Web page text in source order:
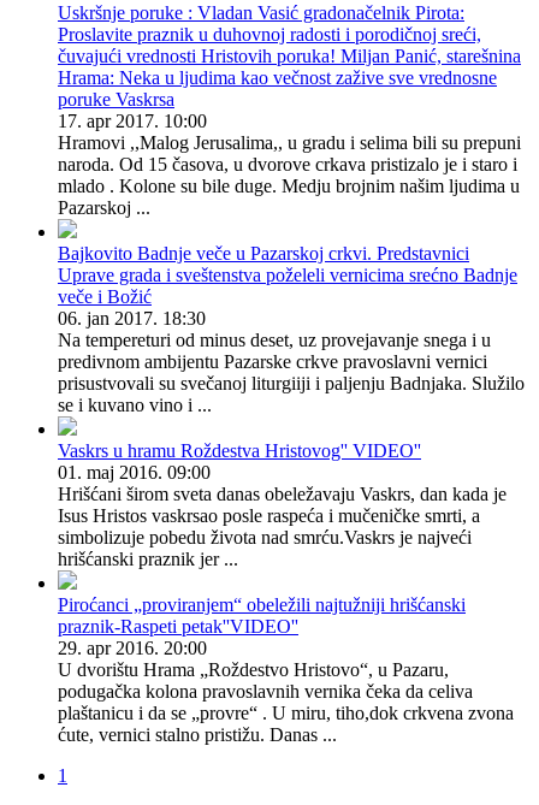
Uskršnje poruke : Vladan Vasić gradonačelnik Pirota:
Proslavite praznik u duhovnoj radosti i porodičnoj sreći,
čuvajući vrednosti Hristovih poruka! Miljan Panić, starešnina
Hrama: Neka u ljudima kao večnost zažive sve vrednosne
poruke Vaskrsa
17. apr 2017. 10:00
Hramovi ,,Malog Jerusalima,, u gradu i selima bili su prepuni
naroda. Od 15 časova, u dvorove crkava pristizalo je i staro i
mlado . Kolone su bile duge. Medju brojnim našim ljudima u
Pazarskoj ...
Bajkovito Badnje veče u Pazarskoj crkvi. Predstavnici
Uprave grada i sveštenstva poželeli vernicima srećno Badnje
veče i Božić
06. jan 2017. 18:30
Na tempereturi od minus deset, uz provejavanje snega i u
predivnom ambijentu Pazarske crkve pravoslavni vernici
prisustvovali su svečanoj liturgiiji i paljenju Badnjaka. Služilo
se i kuvano vino i ...
Vaskrs u hramu Roždestva Hristovog'' VIDEO''
01. maj 2016. 09:00
Hrišćani širom sveta danas obeležavaju Vaskrs, dan kada je
Isus Hristos vaskrsao posle raspeća i mučeničke smrti, a
simbolizuje pobedu života nad smrću.Vaskrs je najveći
hrišćanski praznik jer ...
Piroćanci „proviranjem“ obeležili najtužniji hrišćanski
praznik-Raspeti petak''VIDEO''
29. apr 2016. 20:00
U dvorištu Hrama „Roždestvo Hristovo“, u Pazaru,
podugačka kolona pravoslavnih vernika čeka da celiva
plaštanicu i da se „provre“ . U miru, tiho,dok crkvena zvona
ćute, vernici stalno pristižu. Danas ...
1